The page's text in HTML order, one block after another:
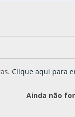
Clique aqui para
Ainda não